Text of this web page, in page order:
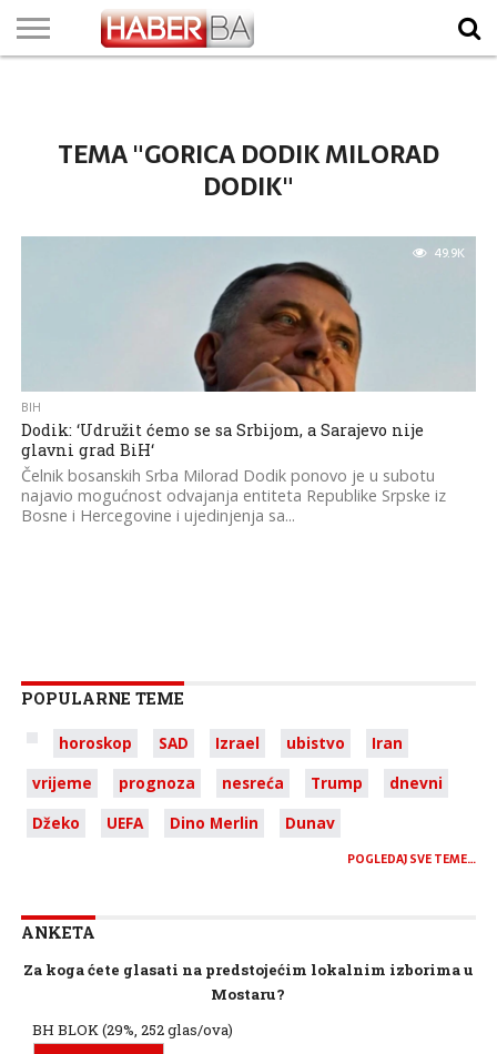
TEMA "GORICA DODIK MILORAD
DODIK"
49.9K
BIH
Dodik: ‘Udružit ćemo se sa Srbijom, a Sarajevo nije
glavni grad BiH‘
Čelnik bosanskih Srba Milorad Dodik ponovo je u subotu
najavio mogućnost odvajanja entiteta Republike Srpske iz
Bosne i Hercegovine i ujedinjenja sa...
POPULARNE TEME
horoskop SAD Izrael ubistvo
Iran
vrijeme
prognoza nesreća Trump
dnevni
Džeko
UEFA Dino Merlin Dunav
POGLEDAJ SVE TEME…
ANKETA
Za koga ćete glasati na predstojećim lokalnim izborima u
Mostaru?
BH BLOK(29%, 252 glas/ova)